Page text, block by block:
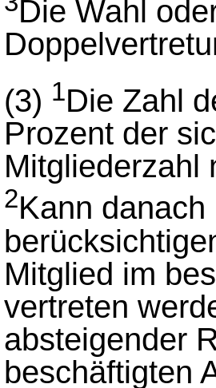
Die Wahl
(3) 1Die Zahl
Prozent der
Mitgliederzahl
2Kann
Mitglied im
vertreten
absteigender
beschäftigten